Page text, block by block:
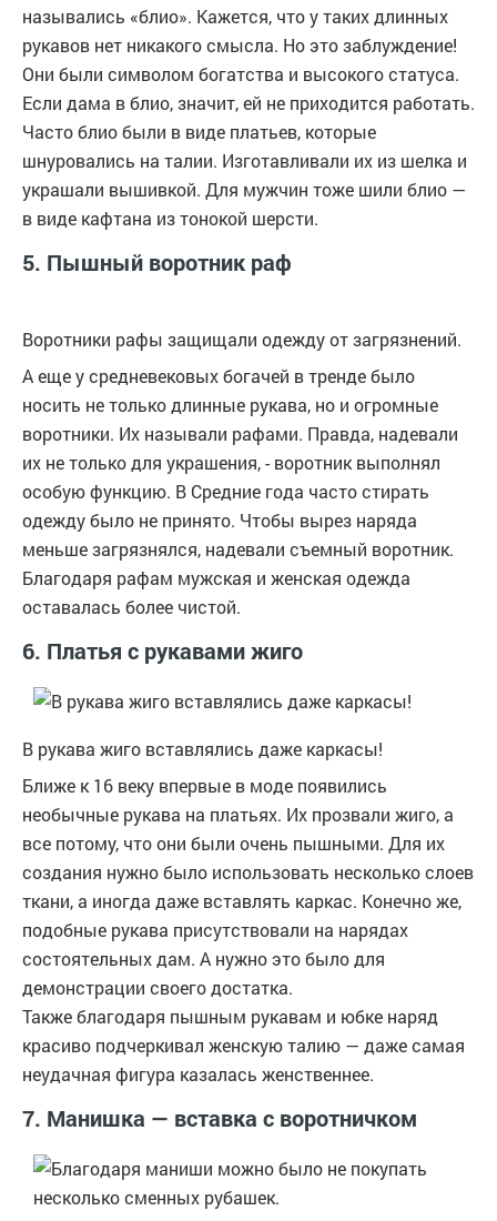
назывались «блио». Кажется, что у таких длинных
рукавов нет никакого смысла. Но это заблуждение!
Они были символом богатства и высокого статуса.
Если дама в блио, значит, ей не приходится работать.
Часто блио были в виде платьев, которые
шнуровались на талии. Изготавливали их из шелка и
украшали вышивкой. Для мужчин тоже шили блио —
в виде кафтана из тонокой шерсти.
5. Пышный воротник раф
Воротники рафы защищали одежду от загрязнений.
А еще у средневековых богачей в тренде было
носить не только длинные рукава, но и огромные
воротники. Их называли рафами. Правда, надевали
их не только для украшения, - воротник выполнял
особую функцию. В Средние года часто стирать
одежду было не принято. Чтобы вырез наряда
меньше загрязнялся, надевали съемный воротник.
Благодаря рафам мужская и женская одежда
оставалась более чистой.
6. Платья с рукавами жиго
В рукава жиго вставлялись даже каркасы!
Ближе к 16 веку впервые в моде появились
необычные рукава на платьях. Их прозвали жиго, а
все потому, что они были очень пышными. Для их
создания нужно было использовать несколько слоев
ткани, а иногда даже вставлять каркас. Конечно же,
подобные рукава присутствовали на нарядах
состоятельных дам. А нужно это было для
демонстрации своего достатка.
Также благодаря пышным рукавам и юбке наряд
красиво подчеркивал женскую талию — даже самая
неудачная фигура казалась женственнее.
7. Манишка — вставка с воротничком